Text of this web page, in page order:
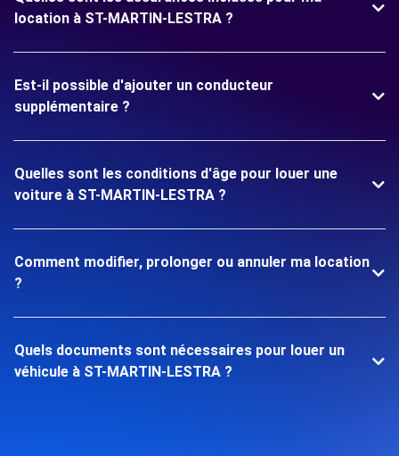
location à ST-MARTIN-LESTRA ?
Est-il possible d'ajouter un conducteur
supplémentaire ?
Quelles sont les conditions d'âge pour louer une
voiture à ST-MARTIN-LESTRA ?
Comment modifier, prolonger ou annuler ma location
?
Quels documents sont nécessaires pour louer un
véhicule à ST-MARTIN-LESTRA ?